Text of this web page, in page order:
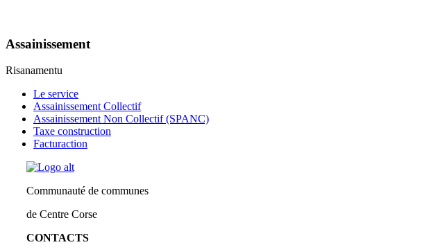
Assainissement
Risanamentu
Le service
Assainissement Collectif
Assainissement Non Collectif (SPANC)
Taxe construction
Facturaction
Communauté de communes
de Centre Corse
CONTACTS